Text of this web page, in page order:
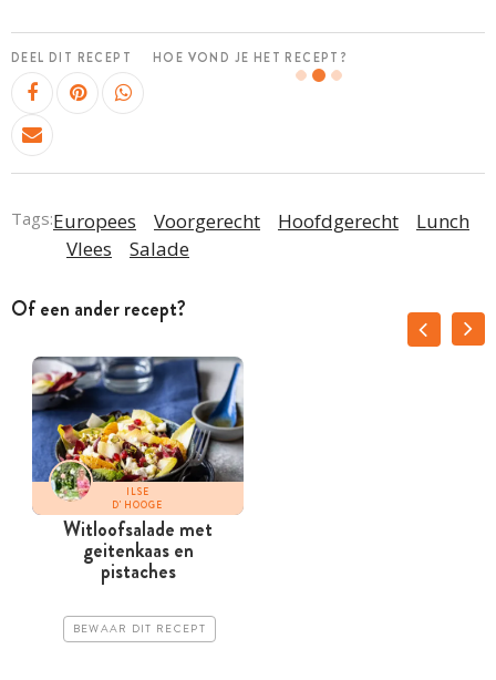
DEEL DIT RECEPT HOE VOND JE HET RECEPT?
Tags:Europees Voorgerecht Hoofdgerecht
Lunch
Vlees
Salade
Of een ander recept?
ILSE
D'HOOGE
Witloofsalade met
geitenkaas en
pistaches
BEWAAR DIT RECEPT